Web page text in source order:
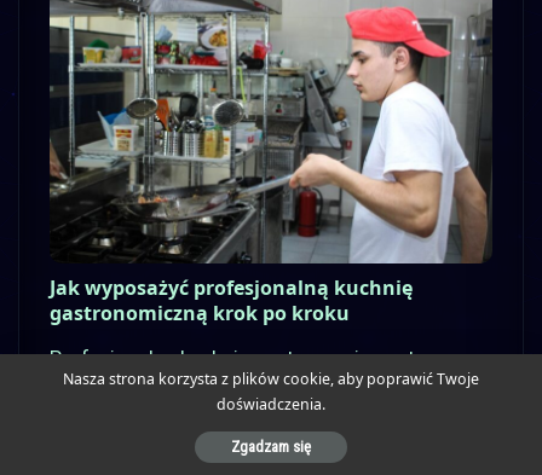
Jak wyposażyć profesjonalną kuchnię
gastronomiczną krok po kroku
Profesjonalna kuchnia gastronomiczna to serce
każdej restauracji, hotelu czy cateringu.
ergonomiczny układ stanowisk i spełnienie
Nasza strona korzysta z plików cookie, aby poprawić Twoje
doświadczenia.
Zgadzam się